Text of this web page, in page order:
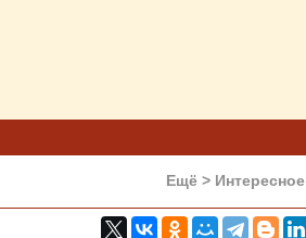
Ещё > Интересное